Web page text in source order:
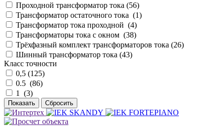
Проходной трансформатор тока (56)
Трансформатор остаточного тока (1)
Трансформатор тока проходной (4)
Трансформаторы тока с окном (38)
Трёхфазный комплект трансформаторов тока (26)
Шинный трансформатор тока (43)
Класс точности
0,5 (125)
0.5 (86)
1 (3)